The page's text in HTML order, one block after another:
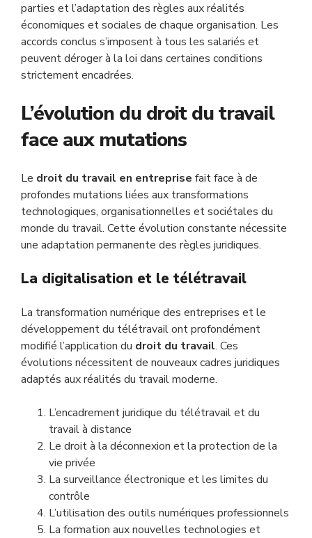
parties et l’adaptation des règles aux réalités
économiques et sociales de chaque organisation. Les
accords conclus s’imposent à tous les salariés et
peuvent déroger à la loi dans certaines conditions
strictement encadrées.
L’évolution du droit du travail
face aux mutations
Le droit du travail en entreprise fait face à de
profondes mutations liées aux transformations
technologiques, organisationnelles et sociétales du
monde du travail. Cette évolution constante nécessite
une adaptation permanente des règles juridiques.
La digitalisation et le télétravail
La transformation numérique des entreprises et le
développement du télétravail ont profondément
modifié l’application du droit du travail. Ces
évolutions nécessitent de nouveaux cadres juridiques
adaptés aux réalités du travail moderne.
L’encadrement juridique du télétravail et du
travail à distance
Le droit à la déconnexion et la protection de la
vie privée
La surveillance électronique et les limites du
contrôle
L’utilisation des outils numériques professionnels
La formation aux nouvelles technologies et